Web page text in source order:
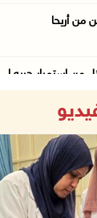
من استمرار حربه ا ...
تصعيد منظم